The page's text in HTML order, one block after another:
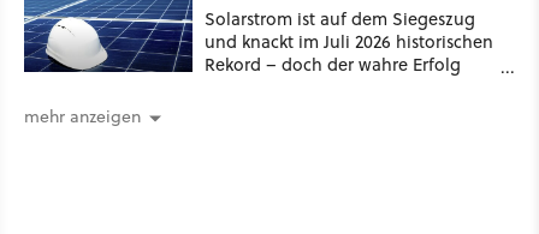
Solarstrom ist auf dem Siegeszug
und knackt im Juli 2026 historischen
Rekord – doch der wahre Erfolg
mehr anzeigen